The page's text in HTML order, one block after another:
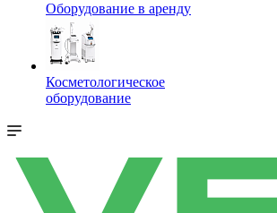
Оборудование в аренду
Косметологическое
оборудование